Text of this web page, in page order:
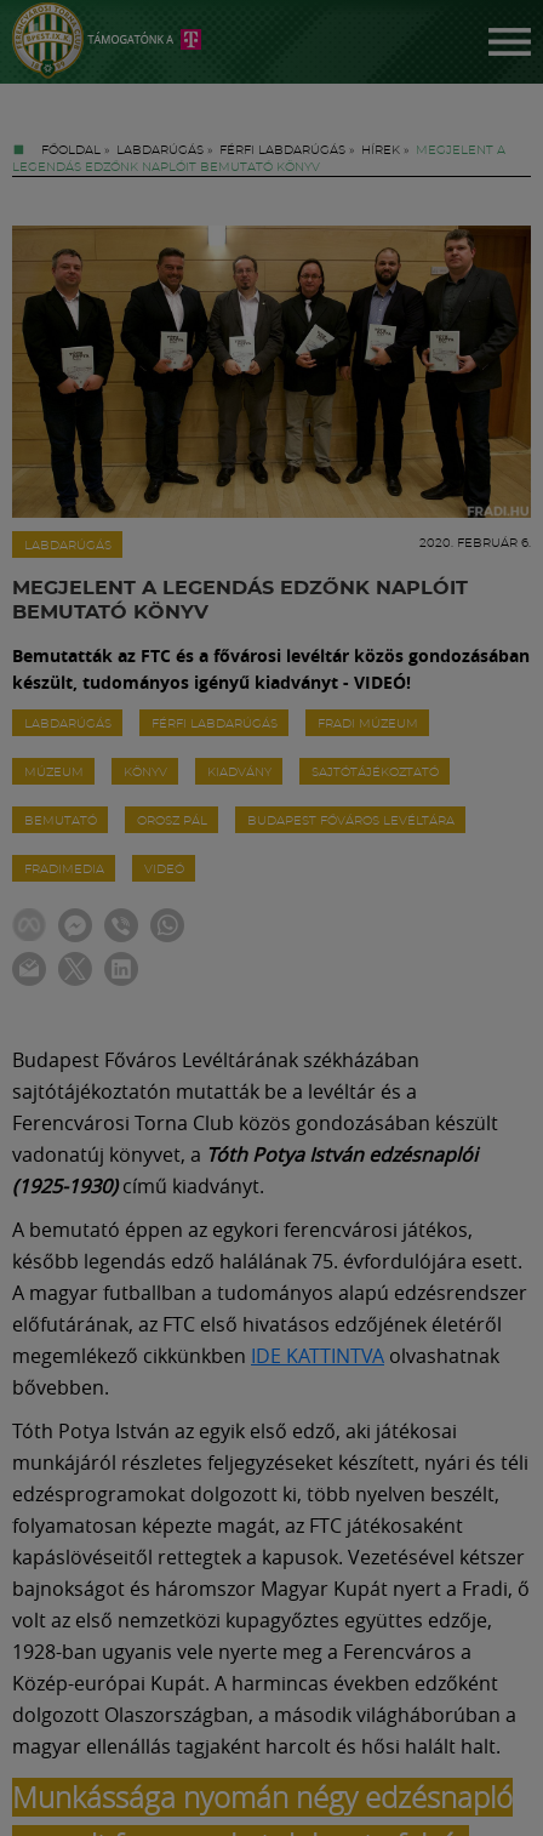
FŐOLDAL » LABDARÚGÁS » FÉRFI LABDARÚGÁS » HÍREK »
MEGJELENT A
LEGENDÁS EDZŐNK NAPLÓIT BEMUTATÓ KÖNYV
LABDARÚGÁS 2020. FEBRUÁR 6.
MEGJELENT A LEGENDÁS EDZŐNK NAPLÓIT
BEMUTATÓ KÖNYV
Bemutatták az FTC és a fővárosi levéltár közös gondozásában
készült, tudományos igényű kiadványt - VIDEÓ!
LABDARÚGÁS FÉRFI LABDARÚGÁS FRADI MÚZEUM
MÚZEUM KÖNYV KIADVÁNY SAJTÓTÁJÉKOZTATÓ
BEMUTATÓ OROSZ PÁL BUDAPEST FŐVÁROS LEVÉLTÁRA
FRADIMEDIA VIDEÓ
Budapest Főváros Levéltárának székházában
sajtótájékoztatón mutatták be a levéltár és a
Ferencvárosi Torna Club közös gondozásában készült
vadonatúj könyvet, a Tóth Potya István edzésnaplói
(1925-1930)című kiadványt.
A bemutató éppen az egykori ferencvárosi játékos,
később legendás edző halálának 75. évfordulójára esett.
A magyar futballban a tudományos alapú edzésrendszer
előfutárának, az FTC első hivatásos edzőjének életéről
megemlékező cikkünkben IDE KATTINTVA olvashatnak
bővebben.
Tóth Potya István az egyik első edző, aki játékosai
munkájáról részletes feljegyzéseket készített, nyári és téli
edzésprogramokat dolgozott ki, több nyelven beszélt,
folyamatosan képezte magát, az FTC játékosaként
kapáslövéseitől rettegtek a kapusok. Vezetésével kétszer
bajnokságot és háromszor Magyar Kupát nyert a Fradi, ő
volt az első nemzetközi kupagyőztes együttes edzője,
1928-ban ugyanis vele nyerte meg a Ferencváros a
Közép-európai Kupát. A harmincas években edzőként
dolgozott Olaszországban, a második világháborúban a
magyar ellenállás tagjaként harcolt és hősi halált halt.
Munkássága nyomán négy edzésnapló
Jegyek
FM YouTube +
Hírek
Labdarúgás
Meccscenter
Klub
Szolgáltatások
Shop
Múzeum
English